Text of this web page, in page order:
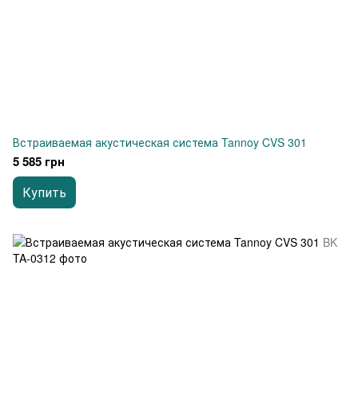
Встраиваемая акустическая система Tannoy CVS 301
5 585 грн
Купить